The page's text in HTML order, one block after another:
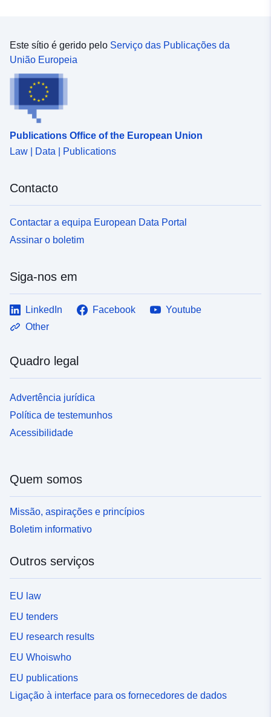
Este sítio é gerido pelo Serviço das Publicações da
União Europeia
Publications Office of the European Union
Law | Data | Publications
Contacto
Contactar a equipa European Data Portal
Assinar o boletim
Siga-nos em
LinkedIn Facebook
Youtube
Other
Quadro legal
Advertência jurídica
Política de testemunhos
Acessibilidade
Quem somos
Missão, aspirações e princípios
Boletim informativo
Outros serviços
EU law
EU tenders
EU research results
EU Whoiswho
EU publications
Ligação à interface para os fornecedores de dados